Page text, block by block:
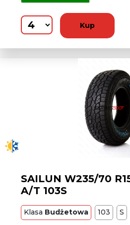
Kup
SAILUN W235/70
A/T 103S
Klasa Budżetowa 103 S